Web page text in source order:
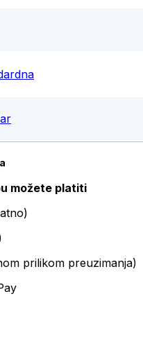
možete platiti
prilikom preuzimanja)